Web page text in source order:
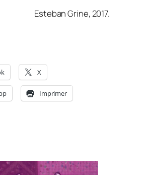
Esteban Grine, 2017.
X
Imprimer